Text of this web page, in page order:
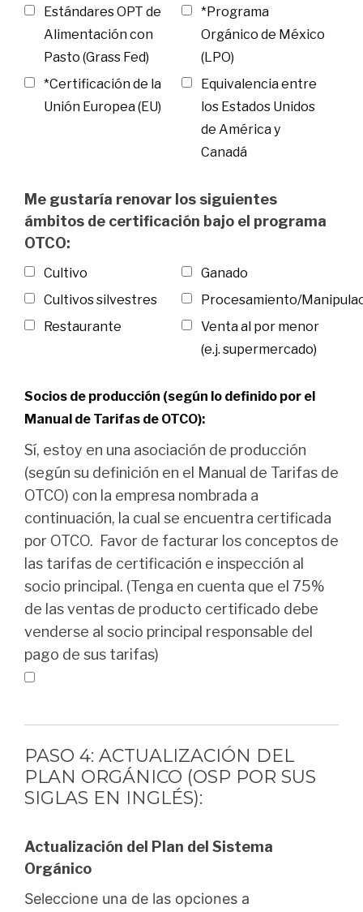
Estándares OPT de
Alimentación con
Pasto (Grass Fed)
*Programa
Orgánico de México
(LPO)
*Certificación de la
Unión Europea (EU)
Equivalencia entre
los Estados Unidos
de América y
Canadá
Me gustaría renovar los siguientes
ámbitos de certificación bajo el programa
OTCO:
Cultivo
Ganado
Cultivos silvestres
Procesamiento/
Restaurante
Venta al por menor
(e.j. supermercado)
Socios de producción (según lo definido por el
Manual de Tarifas de OTCO):
Sí, estoy en una asociación de producción
(según su definición en el Manual de Tarifas de
OTCO) con la empresa nombrada a
continuación, la cual se encuentra certificada
por OTCO. Favor de facturar los conceptos de
las tarifas de certificación e inspección al
socio principal. (Tenga en cuenta que el 75%
de las ventas de producto certificado debe
venderse al socio principal responsable del
pago de sus tarifas)
PASO 4: ACTUALIZACIÓN DEL
PLAN ORGÁNICO (OSP POR SUS
SIGLAS EN INGLÉS):
Actualización del Plan del Sistema
Orgánico
Seleccione una de las opciones a